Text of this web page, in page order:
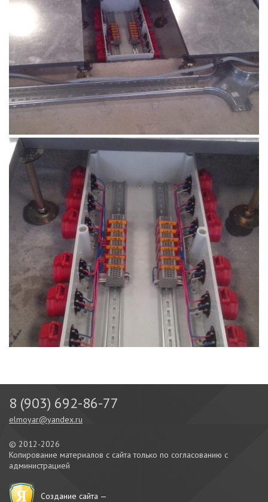
© 2012-2026
Копирование материалов с сайта только по согласованию с
администрацией
8 (903) 692-86-77
elmoyar@yandex.ru
Создание сайта —